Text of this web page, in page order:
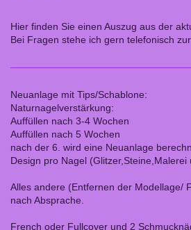
Hier finden Sie einen Auszug aus der
Bei Fragen stehe ich gern telefonisch zur
Neuanlage mit Tips/
Auffüllen nach 3-4
Auffüllen nach 5
nach der 6. wird eine Neuanlage
Design pro Nagel
Alles andere (Entfernen der Modellage/
nach Absprache.
French oder Fullcover und 2